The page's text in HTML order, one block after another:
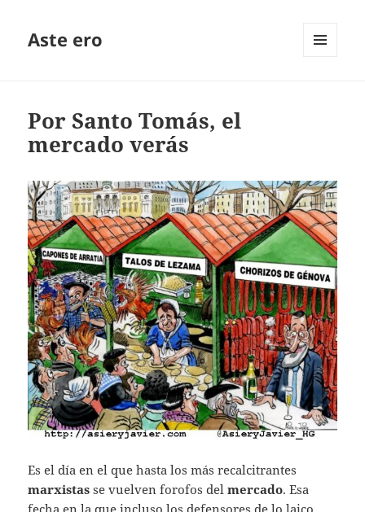
Aste ero
Por Santo Tomás, el
mercado verás
Es el día en el que hasta los más recalcitrantes
marxistasse vuelven forofos delmercado. Esa
fecha en la que incluso los defensores de lo laico